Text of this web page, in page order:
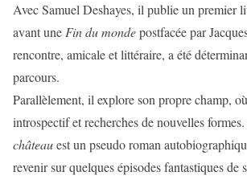
Avec Samuel Deshayes, il publie un premier
avant une Fin du mondepostfacée par
rencontre, amicale et littéraire, a été
parcours.
Parallèlement, il explore son propre champ,
introspectif et recherches de nouvelles formes.
châteauest un pseudo roman
revenir sur quelques épisodes fantastiques de